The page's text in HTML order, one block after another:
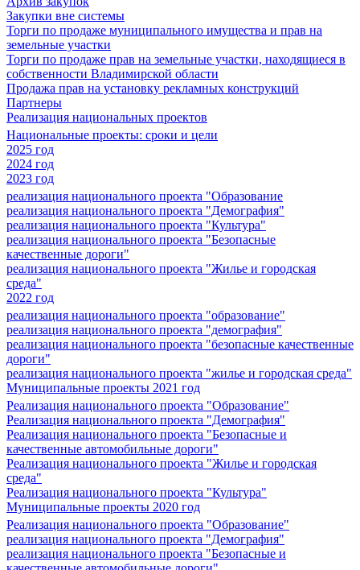
Закупки вне системы
Торги по продаже муниципального имущества и прав на
земельные участки
Торги по продаже прав на земельные участки, находящиеся в
собственности Владимирской области
Продажа прав на установку рекламных конструкций
Партнеры
Реализация национальных проектов
Национальные проекты: сроки и цели
2025 год
2024 год
2023 год
реализация национального проекта "Образование
реализация национального проекта "Демография"
реализация национального проекта "Культура"
реализация национального проекта "Безопасные
качественные дороги"
реализация национального проекта "Жилье и городская
среда"
2022 год
реализация национального проекта "образование"
реализация национального проекта "демография"
реализация национального проекта "безопасные качественные
дороги"
реализация национального проекта "жилье и городская среда"
Муниципальные проекты 2021 год
Реализация национального проекта "Образование"
Реализация национального проекта "Демография"
Реализация национального проекта "Безопасные и
качественные автомобильные дороги"
Реализация национального проекта "Жилье и городская
среда"
Реализация национального проекта "Культура"
Муниципальные проекты 2020 год
Реализация национального проекта "Образование"
реализация национального проекта "Демография"
реализация национального проекта "Безопасные и